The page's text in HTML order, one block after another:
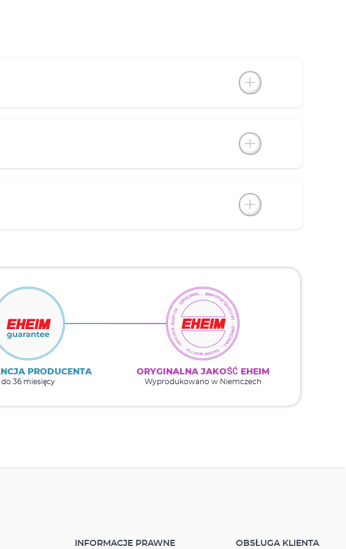
PRODUCENTA
do 36 miesięcy
ORYGINALNA JAKOŚĆ EHEIM
Wyprodukowano w Niemczech
INFORMACJE PRAWNE OBSŁUGA KLIENTA